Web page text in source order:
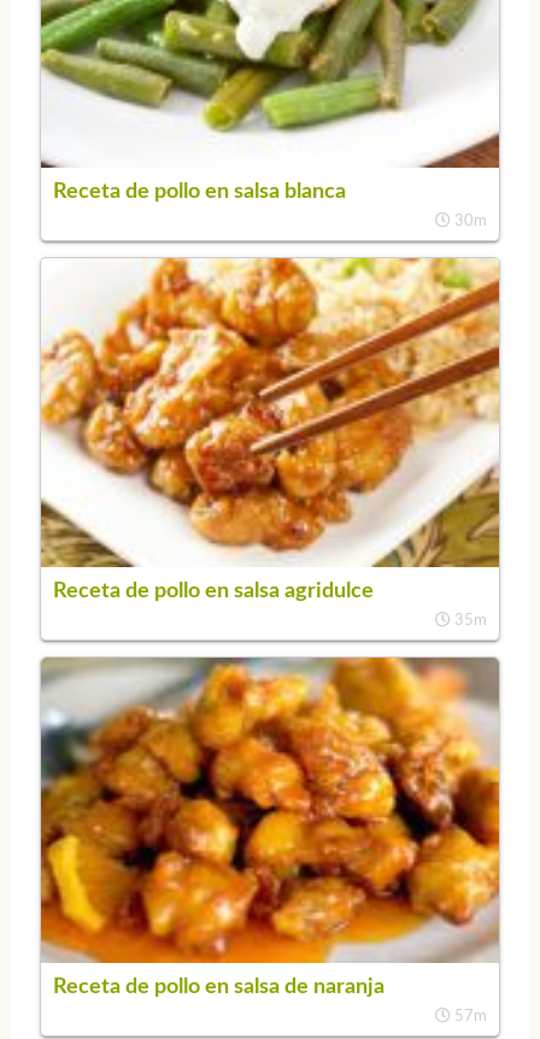
Receta de pollo en salsa blanca
30m
Receta de pollo en salsa agridulce
35m
Receta de pollo en salsa de naranja
57m